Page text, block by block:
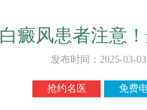
白癜风患者注意
发布时间：2025-03-
抢约名医 免费